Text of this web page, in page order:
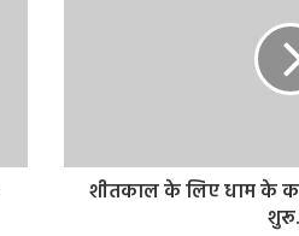
शीतकाल के लिए धाम के